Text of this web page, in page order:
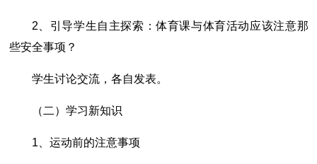
2、引导学生自主探索：体育课与体育活动应该注意那
些安全事项？
学生讨论交流，各自发表。
（二）学习新知识
1、运动前的注意事项